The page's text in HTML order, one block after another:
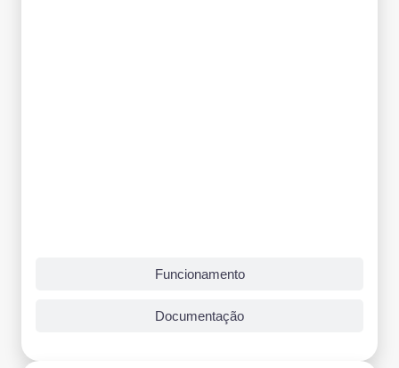
Funcionamento
Documentação